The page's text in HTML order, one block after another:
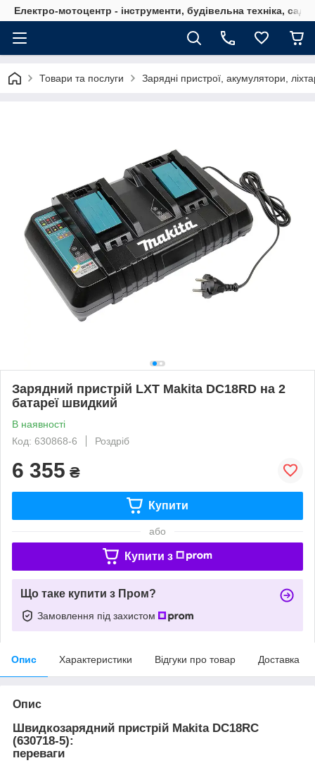
Електро-мотоцентр - інструменти, будівельна техніка,
Товари та послуги Зарядні пристрої, акумулятори,
Зарядний пристрій LXT Makita DC18RD на 2
батареї швидкий
В наявності
Код: 630868-6
Роздріб
6 355 ₴
Купити
або
Купити з
Що таке купити з Пром?
Замовлення під захистом
Опис Характеристики Відгуки про товар Доставка
Опис
Швидкозарядний пристрій Makita DC18RC
(630718-5):
переваги